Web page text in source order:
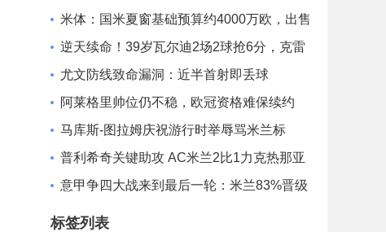
帕莱蒂现身训练场
米体：国米夏窗基础预算约4000万欧，出售
球员后可超8000万欧
逆天续命！39岁瓦尔迪2场2球抢6分，克雷
莫内塞1分之差末轮决生死
尤文防线致命漏洞：近半首射即丢球
阿莱格里帅位仍不稳，欧冠资格难保续约
马库斯-图拉姆庆祝游行时举辱骂米兰标
语，被足协调查
普利希奇关键助攻 AC米兰2比1力克热那亚
意甲争四大战来到最后一轮：米兰83%晋级
率，末轮胜平即把握命运
标签列表